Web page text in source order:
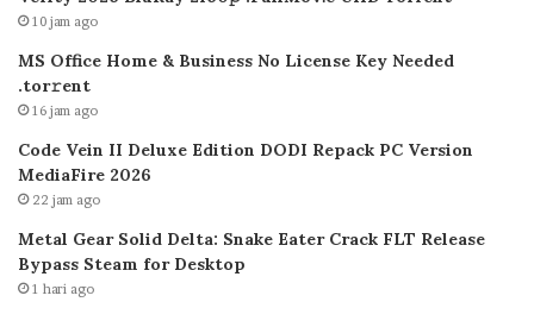
10 jam ago
MS Office Home & Business No License Key Needed
.tоr𝚛еnt
16 jam ago
Code Vein II Deluxe Edition DODI Repack PC Version
MediaFire 2026
22 jam ago
Metal Gear Solid Delta: Snake Eater Crack FLT Release
Bypass Steam for Desktop
1 hari ago